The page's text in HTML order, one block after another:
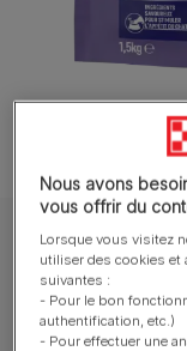
Croquettes Purina®
Purina®
l'appétit
Nous avons
vous offrir du
Lorsque vous visitez
utiliser des cookies et
suivantes :
- Pour le bon
authentification, etc.)
- Pour effectuer une